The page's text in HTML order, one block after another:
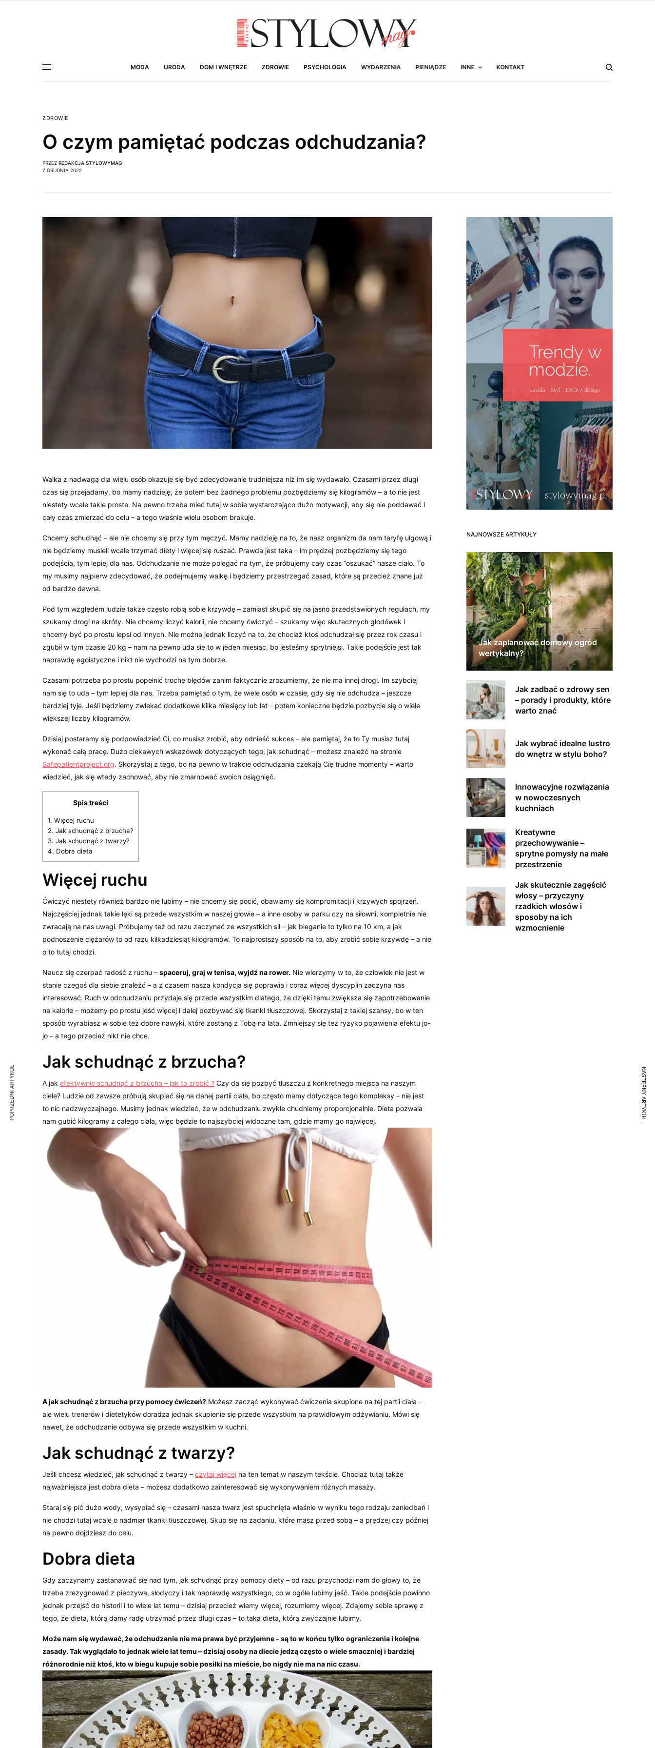
MODA URODA DOM I WNĘTRZE ZDROWIE PSYCHOLOGIA WYDARZENIA PIENIĄDZE INNE KONTAKT
ZDROWIE
O czym pamiętać podczas odchudzania?
PRZEZ REDAKCJA STYLOWYMAG
7 GRUDNIA 2022
Walka z nadwagą dla wielu osób okazuje się być zdecydowanie trudniejsza niż im się wydawało. Czasami przez długi
czas się przejadamy, bo mamy nadzieję, że potem bez żadnego problemu pozbędziemy się kilogramów – a to nie jest
niestety wcale takie proste. Na pewno trzeba mieć tutaj w sobie wystarczająco dużo motywacji, aby się nie poddawać i
cały czas zmierzać do celu – a tego właśnie wielu osobom brakuje.
Chcemy schudnąć – ale nie chcemy się przy tym męczyć. Mamy nadzieję na to, że nasz organizm da nam taryfę ulgową i
nie będziemy musieli wcale trzymać diety i więcej się ruszać. Prawda jest taka – im prędzej pozbędziemy się tego
podejścia, tym lepiej dla nas. Odchudzanie nie może polegać na tym, że próbujemy cały czas “oszukać” nasze ciało. To
my musimy najpierw zdecydować, że podejmujemy walkę i będziemy przestrzegać zasad, które są przecież znane już
od bardzo dawna.
Pod tym względem ludzie także często robią sobie krzywdę – zamiast skupić się na jasno przedstawionych regułach, my
szukamy drogi na skróty. Nie chcemy liczyć kalorii, nie chcemy ćwiczyć – szukamy więc skutecznych głodówek i
chcemy być po prostu lepsi od innych. Nie można jednak liczyć na to, że chociaż ktoś odchudzał się przez rok czasu i
zgubił w tym czasie 20 kg – nam na pewno uda się to w jeden miesiąc, bo jesteśmy sprytniejsi. Takie podejście jest tak
naprawdę egoistyczne i nikt nie wychodzi na tym dobrze.
Czasami potrzeba po prostu popełnić trochę błędów zanim faktycznie zrozumiemy, że nie ma innej drogi. Im szybciej
nam się to uda – tym lepiej dla nas. Trzeba pamiętać o tym, że wiele osób w czasie, gdy się nie odchudza – jeszcze
bardziej tyje. Jeśli będziemy zwlekać dodatkowe kilka miesięcy lub lat – potem konieczne będzie pozbycie się o wiele
większej liczby kilogramów.
Dzisiaj postaramy się podpowiedzieć Ci, co musisz zrobić, aby odnieść sukces – ale pamiętaj, że to Ty musisz tutaj
wykonać całą pracę. Dużo ciekawych wskazówek dotyczących tego, jak schudnąć – możesz znaleźć na stronie
Safepatientproject.org. Skorzystaj z tego, bo na pewno w trakcie odchudzania czekają Cię trudne momenty – warto
wiedzieć, jak się wtedy zachować, aby nie zmarnować swoich osiągnięć.
Spis treści
1. Więcej ruchu
2. Jak schudnąć z brzucha?
3. Jak schudnąć z twarzy?
4. Dobra dieta
Więcej ruchu
Ćwiczyć niestety również bardzo nie lubimy – nie chcemy się pocić, obawiamy się kompromitacji i krzywych spojrzeń.
Najczęściej jednak takie lęki są przede wszystkim w naszej głowie – a inne osoby w parku czy na siłowni, kompletnie nie
zwracają na nas uwagi. Próbujemy też od razu zaczynać ze wszystkich sił – jak bieganie to tylko na 10 km, a jak
podnoszenie ciężarów to od razu kilkadziesiąt kilogramów. To najprostszy sposób na to, aby zrobić sobie krzywdę – a nie
o to tutaj chodzi.
Naucz się czerpać radość z ruchu –spaceruj, graj w tenisa, wyjdź na rower. Nie wierzymy w to, że człowiek nie jest w
stanie czegoś dla siebie znaleźć – a z czasem nasza kondycja się poprawia i coraz więcej dyscyplin zaczyna nas
interesować. Ruch w odchudzaniu przydaje się przede wszystkim dlatego, że dzięki temu zwiększa się zapotrzebowanie
na kalorie – możemy po prostu jeść więcej i dalej pozbywać się tkanki tłuszczowej. Skorzystaj z takiej szansy, bo w ten
sposób wyrabiasz w sobie też dobre nawyki, które zostaną z Tobą na lata. Zmniejszy się też ryzyko pojawienia efektu jo-
jo – a tego przecież nikt nie chce.
Jak schudnąć z brzucha?
A jakefektywnie schudnąć z brzucha – jak to zrobić ? Czy da się pozbyć tłuszczu z konkretnego miejsca na naszym
ciele? Ludzie od zawsze próbują skupiać się na danej partii ciała, bo często mamy dotyczące tego kompleksy – nie jest
to nic nadzwyczajnego. Musimy jednak wiedzieć, że w odchudzaniu zwykle chudniemy proporcjonalnie. Dieta pozwala
nam gubić kilogramy z całego ciała, więc będzie to najszybciej widoczne tam, gdzie mamy go najwięcej.
A jak schudnąć z brzucha przy pomocy ćwiczeń? Możesz zacząć wykonywać ćwiczenia skupione na tej partii ciała –
ale wielu trenerów i dietetyków doradza jednak skupienie się przede wszystkim na prawidłowym odżywianiu. Mówi się
nawet, że odchudzanie odbywa się przede wszystkim w kuchni.
Jak schudnąć z twarzy?
Jeśli chcesz wiedzieć, jak schudnąć z twarzy –czytaj więcej na ten temat w naszym tekście. Chociaż tutaj także
najważniejsza jest dobra dieta – możesz dodatkowo zainteresować się wykonywaniem różnych masaży.
Staraj się pić dużo wody, wysypiać się – czasami nasza twarz jest spuchnięta właśnie w wyniku tego rodzaju zaniedbań i
nie chodzi tutaj wcale o nadmiar tkanki tłuszczowej. Skup się na zadaniu, które masz przed sobą – a prędzej czy później
na pewno dojdziesz do celu.
Dobra dieta
Gdy zaczynamy zastanawiać się nad tym, jak schudnąć przy pomocy diety – od razu przychodzi nam do głowy to, że
trzeba zrezygnować z pieczywa, słodyczy i tak naprawdę wszystkiego, co w ogóle lubimy jeść. Takie podejście powinno
jednak przejść do historii i to wiele lat temu – dzisiaj przecież wiemy więcej, rozumiemy więcej. Zdajemy sobie sprawę z
tego, że dieta, którą damy radę utrzymać przez długi czas – to taka dieta, którą zwyczajnie lubimy.
Może nam się wydawać, że odchudzanie nie ma prawa być przyjemne – są to w końcu tylko ograniczenia i kolejne
zasady. Tak wyglądało to jednak wiele lat temu – dzisiaj osoby na diecie jedzą często o wiele smaczniej i bardziej
różnorodnie niż ktoś, kto w biegu kupuje sobie posiłki na mieście, bo nigdy nie ma na nic czasu.
NAJNOWSZE ARTYKUŁY
Jak zaplanować domowy ogród
wertykalny?
Jak zadbać o zdrowy sen
– porady i produkty, które
warto znać
Jak wybrać idealne lustro
do wnętrz w stylu boho?
Innowacyjne rozwiązania
w nowoczesnych
kuchniach
Kreatywne
przechowywanie –
sprytne pomysły na małe
przestrzenie
Jak skutecznie zagęścić
włosy – przyczyny
rzadkich włosów i
sposoby na ich
wzmocnienie
POPRZEDNI ARTYKUŁ NASTĘPNY ARTYKUŁ